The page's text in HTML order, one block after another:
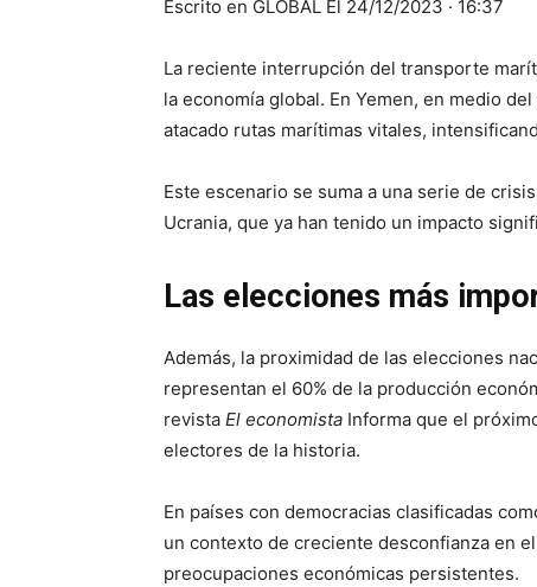
Escrito en GLOBAL Él 24/12/2023 · 16:37
La reciente interrupción del transporte
la economía global. En Yemen, en medio
atacado rutas marítimas vitales,
Este escenario se suma a una serie de
Ucrania, que ya han tenido un impacto
Las elecciones más
Además, la proximidad de las elecciones
representan el 60% de la producción
revista El economista Informa que el
electores de la historia.
En países con democracias clasificadas
un contexto de creciente desconfianza en
preocupaciones económicas persistentes.